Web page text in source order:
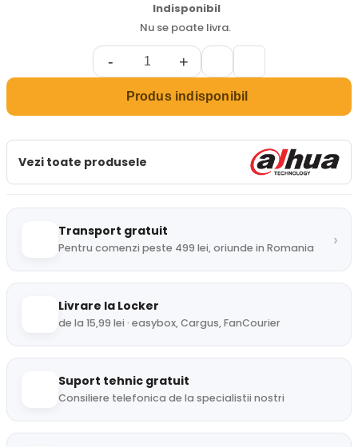
Indisponibil
Nu se poate livra.
- +
Produs indisponibil
Vezi toate produsele
Transport gratuit
Pentru comenzi peste 499 lei, oriunde in Romania ›
Livrare la Locker
de la 15,99 lei · easybox, Cargus, FanCourier
Suport tehnic gratuit
Consiliere telefonica de la specialistii nostri